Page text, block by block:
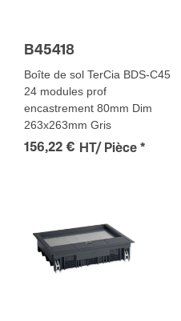
B45418
Boîte de sol TerCia BDS-C45
24 modules prof
encastrement 80mm Dim
263x263mm Gris
156,22 € HT/ Pièce *